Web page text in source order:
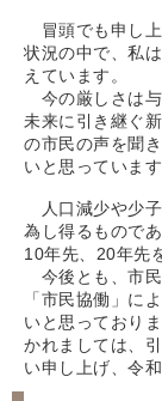
冒頭でも申し
状況の中で、私
えています。
今の厳しさは与
未来に引き継ぐ
の市民の声を聞
いと思っています
人口減少や少子
為し得るもので
10年先、20年先
今後とも、市民
「市民協働」
いと思っており
かれましては、
い申し上げ、令